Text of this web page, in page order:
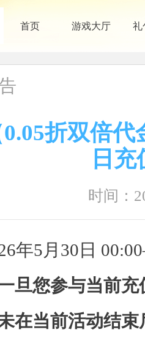
首页 游戏大厅 礼
0.05折双倍
日
时间：
年5月30日
旦您参与当前
在当前活动结